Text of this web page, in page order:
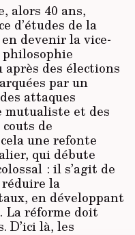
alors 40 ans,
d’études de la
devenir la vice-
des élections
par un
attaques
mutualiste et des
de
une refonte
qui débute
: il s’agit de
la
en développant
La réforme doit
D’ici là, les